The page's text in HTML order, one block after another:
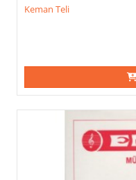
Keman Teli